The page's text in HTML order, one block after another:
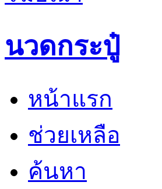
นวดกระปู๋
หน้าแรก
ช่วยเหลือ
ค้นหา